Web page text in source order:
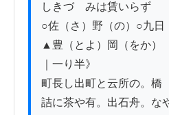
しきづゝみは賃いらず
○佐（さ）野（の）○九日
▲豊（とよ）岡（をか）
｜一り半》
町長し出町と云所の。橋
詰に茶や有。出石舟。な